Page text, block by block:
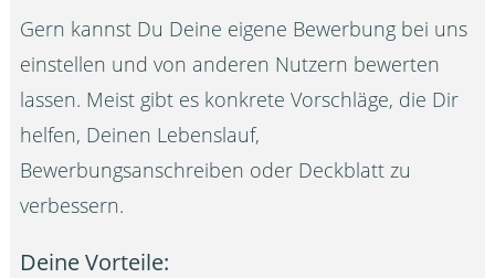
Gern kannst Du Deine eigene Bewerbung bei uns
einstellen und von anderen Nutzern bewerten
lassen. Meist gibt es konkrete Vorschläge, die Dir
helfen, Deinen Lebenslauf,
Bewerbungsanschreiben oder Deckblatt zu
verbessern.
Deine Vorteile: